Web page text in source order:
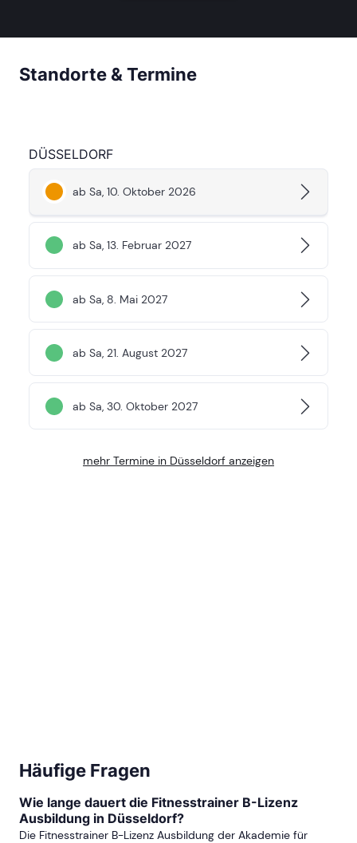
Standorte & Termine
DÜSSELDORF
ab Sa, 10. Oktober 2026
ab Sa, 13. Februar 2027
ab Sa, 8. Mai 2027
ab Sa, 21. August 2027
ab Sa, 30. Oktober 2027
mehr Termine in Düsseldorf anzeigen
Häufige Fragen
Wie lange dauert die Fitnesstrainer B-Lizenz
Ausbildung in Düsseldorf?
Die Fitnesstrainer B-Lizenz Ausbildung der Akademie für